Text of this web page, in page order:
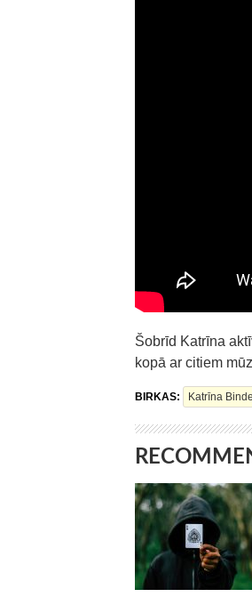
Šobrīd Katrīna
kopā ar citiem
BIRKAS: Katrīna